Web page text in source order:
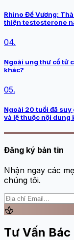
Rhino Đế Vương:
thiện testosterone
04.
Ngoài ung thư cổ tử
khác?
05.
Ngoài 20 tuổi đã
và lệ thuộc nội dung
Đăng ký bản tin
Nhận ngay các
chúng tôi.
spa
Tư Vấn Bác